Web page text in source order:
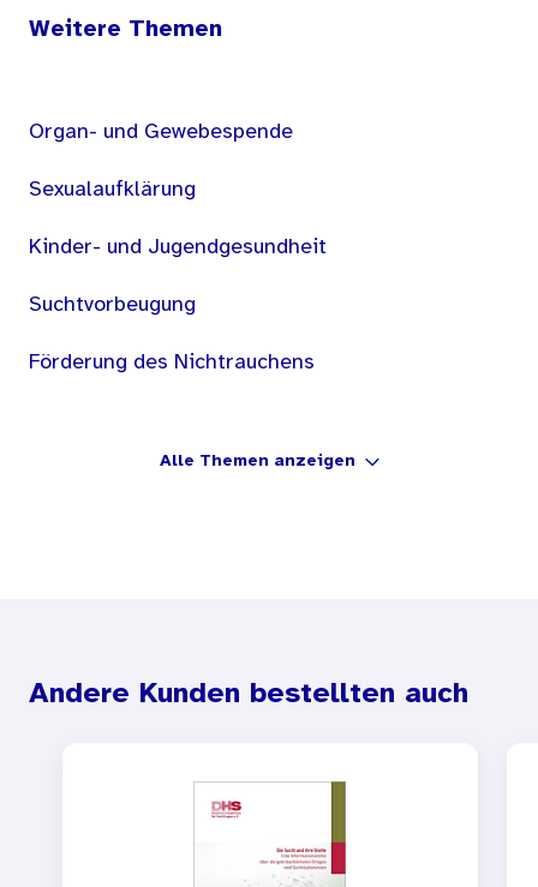
Weitere Themen
Organ- und Gewebespende
Sexualaufklärung
Kinder- und Jugendgesundheit
Suchtvorbeugung
Förderung des Nichtrauchens
Alle Themen anzeigen
Andere Kunden bestellten auch